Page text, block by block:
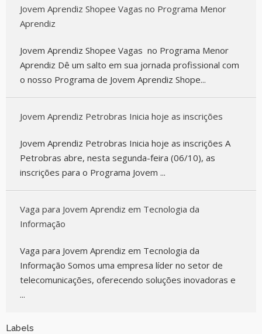
Jovem Aprendiz Shopee Vagas no Programa Menor
Aprendiz
Jovem Aprendiz Shopee Vagas no Programa Menor
Aprendiz Dê um salto em sua jornada profissional com
o nosso Programa de Jovem Aprendiz Shope...
Jovem Aprendiz Petrobras Inicia hoje as inscrições
Jovem Aprendiz Petrobras Inicia hoje as inscrições A
Petrobras abre, nesta segunda-feira (06/10), as
inscrições para o Programa Jovem ...
Vaga para Jovem Aprendiz em Tecnologia da
Informação
Vaga para Jovem Aprendiz em Tecnologia da
Informação Somos uma empresa líder no setor de
telecomunicações, oferecendo soluções inovadoras e
...
Labels